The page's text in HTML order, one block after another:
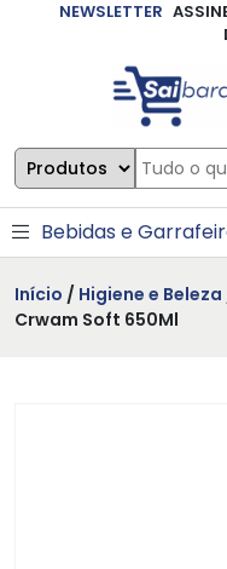
NEWSLETTER
Bebidas e
Início / Higiene e Beleza
Crwam Soft 650Ml